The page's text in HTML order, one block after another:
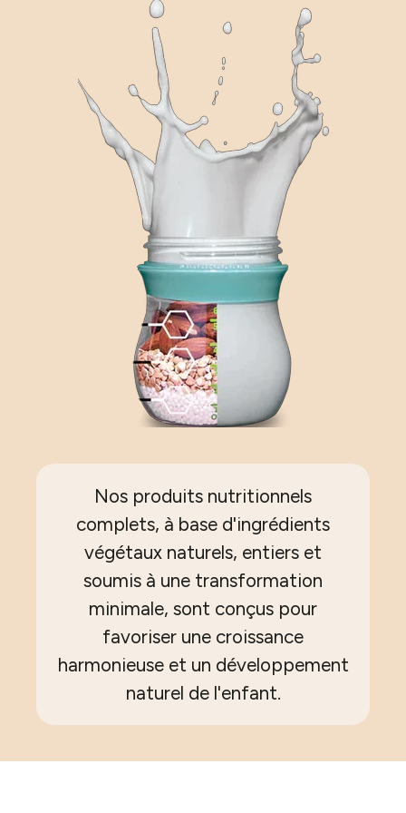
que de fibres qui peuvent modifier
favorablement le microbiome intestinal.
La maltodextrine de tapioca, dérivée du
manioc de légume-racine (pensez: yuca),
est une forme facile à digérer de glucides
et est libre de goût, odeur, et la saveur,
faite à l’aide d’eau et d’enzymes
entièrement naturelles.
Nos produits nutritionnels
complets, à base d'ingrédients
végétaux naturels, entiers et
soumis à une transformation
minimale, sont conçus pour
favoriser une croissance
harmonieuse et un développement
naturel de l'enfant.